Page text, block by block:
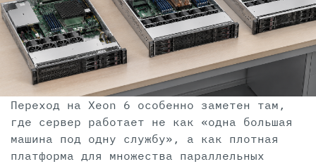
Переход на Xeon 6 особенно заметен там,
где сервер работает не как «одна большая
машина под одну службу», а как плотная
платформа для множества параллельных